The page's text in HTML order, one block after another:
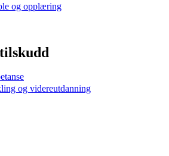
og opplæring
og videreutdanning